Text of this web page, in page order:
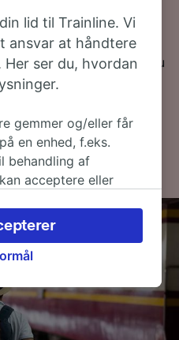
Bologna? Du behøver
med os i dag! Ønsker du
først, så kan du finde
til, hvordan du finder
stillede spørgsmål,
togtider.
lid til Trainline. Vi
ansvar at håndtere
ser du, hvordan
gemmer og/eller får
en enhed, f.eks.
behandling af
acceptere eller
indsigelse, hvor
eller når som helst på
Disse valg
vil ikke blive brugt til
bedt os om ikke at